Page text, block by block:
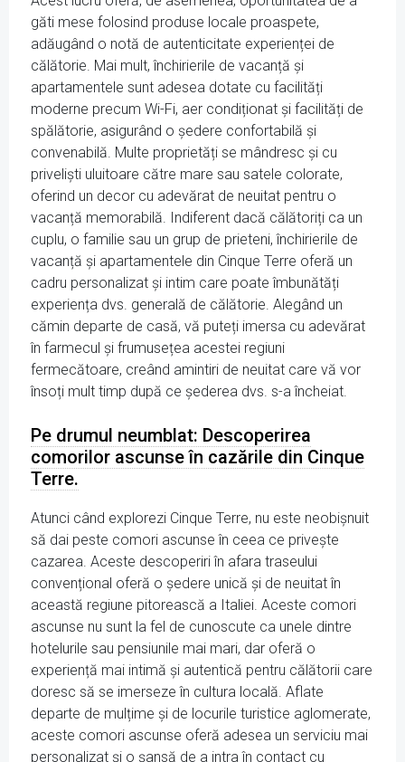
găti mese folosind produse locale proaspete,
adăugând o notă de autenticitate experienței de
călătorie. Mai mult, închirierile de vacanță și
apartamentele sunt adesea dotate cu facilități
moderne precum Wi-Fi, aer condiționat și facilități de
spălătorie, asigurând o ședere confortabilă și
convenabilă. Multe proprietăți se mândresc și cu
priveliști uluitoare către mare sau satele colorate,
oferind un decor cu adevărat de neuitat pentru o
vacanță memorabilă. Indiferent dacă călătoriți ca un
cuplu, o familie sau un grup de prieteni, închirierile de
vacanță și apartamentele din Cinque Terre oferă un
cadru personalizat și intim care poate îmbunătăți
experiența dvs. generală de călătorie. Alegând un
cămin departe de casă, vă puteți imersa cu adevărat
în farmecul și frumusețea acestei regiuni
fermecătoare, creând amintiri de neuitat care vă vor
însoți mult timp după ce șederea dvs. s-a încheiat.
Pe drumul neumblat: Descoperirea
comorilor ascunse în cazările din Cinque
Terre.
Atunci când explorezi Cinque Terre, nu este neobișnuit
să dai peste comori ascunse în ceea ce privește
cazarea. Aceste descoperiri în afara traseului
convențional oferă o ședere unică și de neuitat în
această regiune pitorească a Italiei. Aceste comori
ascunse nu sunt la fel de cunoscute ca unele dintre
hotelurile sau pensiunile mai mari, dar oferă o
experiență mai intimă și autentică pentru călătorii care
doresc să se imerseze în cultura locală. Aflate
departe de mulțime și de locurile turistice aglomerate,
aceste comori ascunse oferă adesea un serviciu mai
personalizat și o șansă de a intra în contact cu